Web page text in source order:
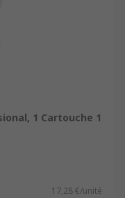
1 Cartouche 1
17,28 €/unité